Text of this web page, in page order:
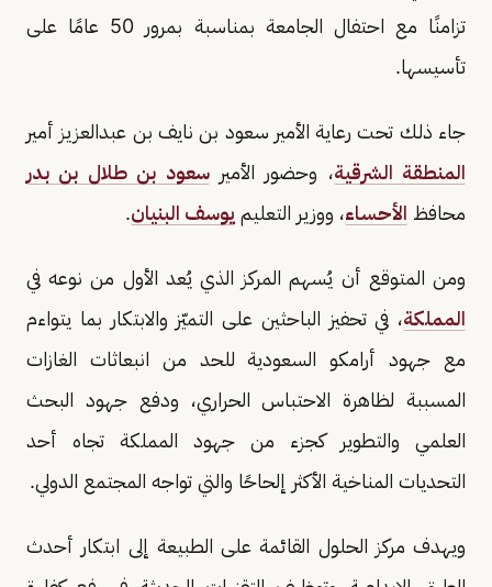
تزامنًا مع احتفال الجامعة بمناسبة بمرور 50 عامًا على
تأسيسها.
جاء ذلك تحت رعاية الأمير سعود بن نايف بن عبدالعزيز أمير
المنطقة الشرقية، وحضور الأميرسعود بن طلال بن بدر
محافظ الأحساء، ووزير التعليم يوسف البنيان.
ومن المتوقع أن يُسهم المركز الذي يُعد الأول من نوعه في
المملكة، في تحفيز الباحثين على التميّز والابتكار بما يتواءم
مع جهود أرامكو السعودية للحد من انبعاثات الغازات
المسببة لظاهرة الاحتباس الحراري، ودفع جهود البحث
العلمي والتطوير كجزء من جهود المملكة تجاه أحد
التحديات المناخية الأكثر إلحاحًا والتي تواجه المجتمع الدولي.
ويهدف مركز الحلول القائمة على الطبيعة إلى ابتكار أحدث